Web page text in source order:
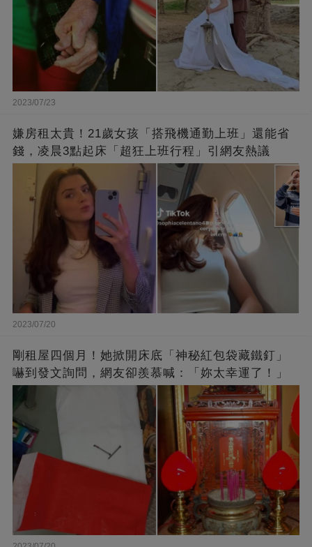
2023/07/23
嫌房租太貴！21歲女孩「搭飛機通勤上班」還能省
錢，凌晨3點起床「超狂上班行程」引網友熱議
2023/07/20
剛租屋四個月！她掀開床底「神秘紅包袋藏鐵釘」
嚇到發文詢問，網友卻羨慕喊：「妳太幸運了！」